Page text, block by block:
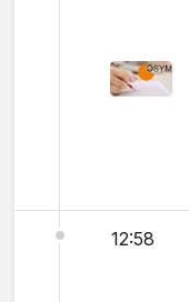
12:58